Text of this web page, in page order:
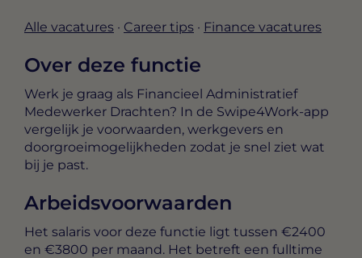
Alle vacatures · Career tips · Finance vacatures
Over deze functie
Werk je graag als Financieel Administratief
Medewerker Drachten? In de Swipe4Work-app
vergelijk je voorwaarden, werkgevers en
doorgroeimogelijkheden zodat je snel ziet wat
bij je past.
Arbeidsvoorwaarden
Het salaris voor deze functie ligt tussen €2400
en €3800 per maand . Het betreft een fulltime